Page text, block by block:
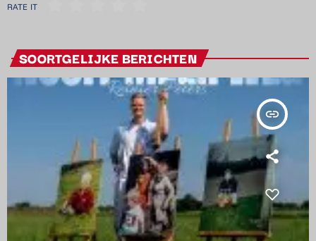
RATE IT
SOORTGELIJKE BERICHTEN
insert_link